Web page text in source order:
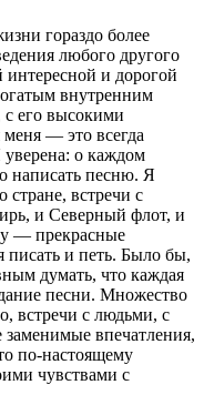
гораздо более
любого другого
и дорогой
внутренним
его высокими
— это всегда
о каждом
написать песню. Я
стране, встречи с
и Северный флот, и
— прекрасные
писать и петь. Было бы,
думать, что каждая
песни. Множество
встречи с людьми, с
впечатления,
по-настоящему
чувствами с